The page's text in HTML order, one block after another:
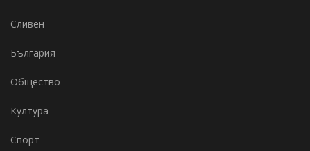
Сливен
България
Общество
Култура
Спорт